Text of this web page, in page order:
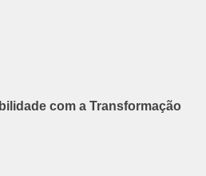
com a Transformação